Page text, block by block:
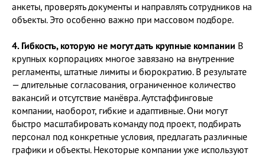
анкеты, проверять документы и направлять сотрудников на
объекты. Это особенно важно при массовом подборе.
4. Гибкость, которую не могут дать крупные компании В
крупных корпорациях многое завязано на внутренние
регламенты, штатные лимиты и бюрократию. В результате
— длительные согласования, ограниченное количество
вакансий и отсутствие манёвра. Аутстаффинговые
компании, наоборот, гибкие и адаптивные. Они могут
быстро масштабировать команду под проект, подбирать
персонал под конкретные условия, предлагать различные
графики и объекты. Некоторые компании уже используют